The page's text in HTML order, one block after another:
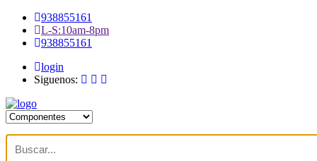
938855161
L-S:10am-8pm
938855161
login
Siguenos: